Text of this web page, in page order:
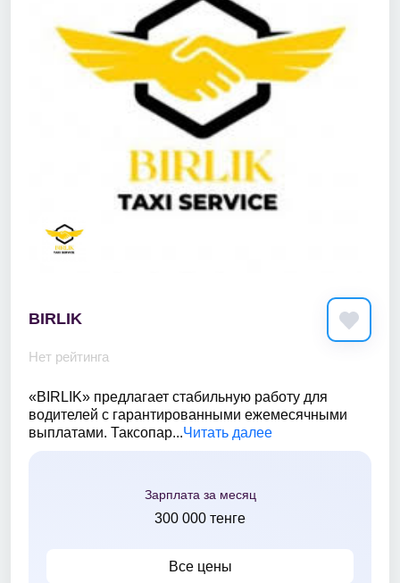
BIRLIK
Нет рейтинга
«BIRLIK» предлагает стабильную работу для
водителей с гарантированными ежемесячными
выплатами. Таксопар...Читать далее
Зарплата за месяц
300 000 тенге
Все цены